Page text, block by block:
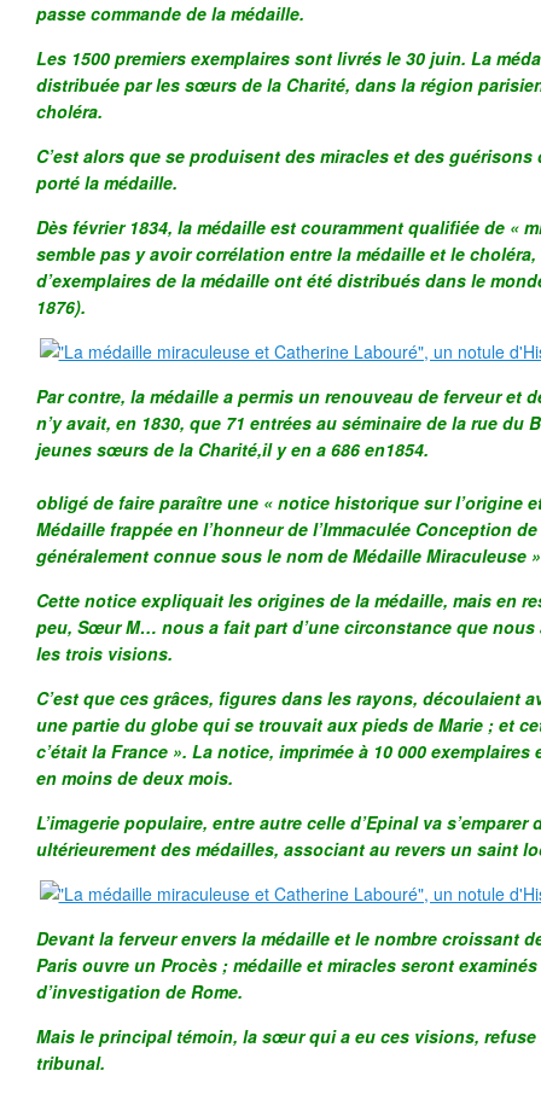
passe commande de la médaille.
Les 1500 premiers exemplaires sont livrés le 30 juin. La
distribuée par les sœurs de la Charité, dans la région
choléra.
C’est alors que se produisent des miracles et des
porté la médaille.
Dès février 1834, la médaille est couramment qualifiée de «
semble pas y avoir corrélation entre la médaille et le
d’exemplaires de la médaille ont été distribués dans le
1876).
Par contre, la médaille a permis un renouveau de ferveur et
n’y avait, en 1830, que 71 entrées au séminaire de la rue du
jeunes sœurs de la Charité,il y en a 686 en1854.
obligé de faire paraître une « notice historique sur l’origine
Médaille frappée en l’honneur de l’Immaculée Conception
généralement connue sous le nom de Médaille Miraculeuse
Cette notice expliquait les origines de la médaille, mais en
peu, Sœur M… nous a fait part d’une circonstance que
les trois visions.
C’est que ces grâces, figures dans les rayons, découlaient
une partie du globe qui se trouvait aux pieds de Marie ; et
c’était la France ». La notice, imprimée à 10 000
en moins de deux mois.
L’imagerie populaire, entre autre celle d’Epinal va
ultérieurement des médailles, associant au revers un saint
Devant la ferveur envers la médaille et le nombre croissant
Paris ouvre un Procès ; médaille et miracles seront
d’investigation de Rome.
Mais le principal témoin, la sœur qui a eu ces visions,
tribunal.